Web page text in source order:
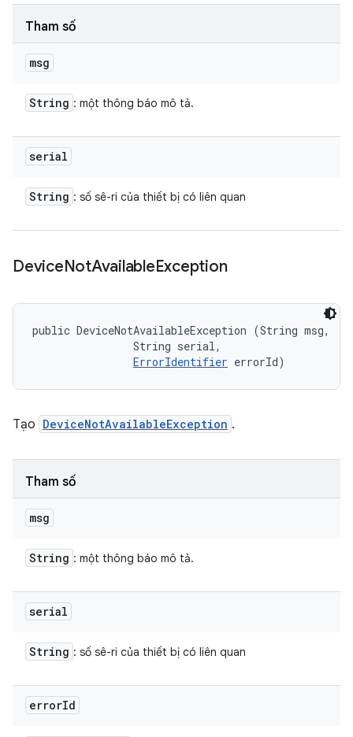
Tham số
msg
String : một thông báo mô tả.
serial
String : số sê-ri của thiết bị có liên quan
DeviceNotAvailableException
public DeviceNotAvailableException (String msg,
                String serial,
ErrorIdentifier errorId)
Tạo DeviceNotAvailableException .
Tham số
msg
String : một thông báo mô tả.
serial
String : số sê-ri của thiết bị có liên quan
errorId